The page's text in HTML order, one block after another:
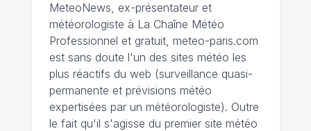
MeteoNews, ex-présentateur et
météorologiste à La Chaîne Météo
Professionnel et gratuit, meteo-paris.com
est sans doute l'un des sites météo les
plus réactifs du web (surveillance quasi-
permanente et prévisions météo
expertisées par un météorologiste). Outre
le fait qu'il s'agisse du premier site météo